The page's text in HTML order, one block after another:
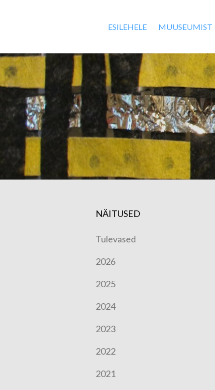
ESILEHELE MUUSEUMIST
NÄITUSED
Tulevased
2026
2025
2024
2023
2022
2021